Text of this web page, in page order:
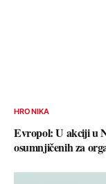
HRONIKA
Evropol: U akciji u
osumnjičenih za